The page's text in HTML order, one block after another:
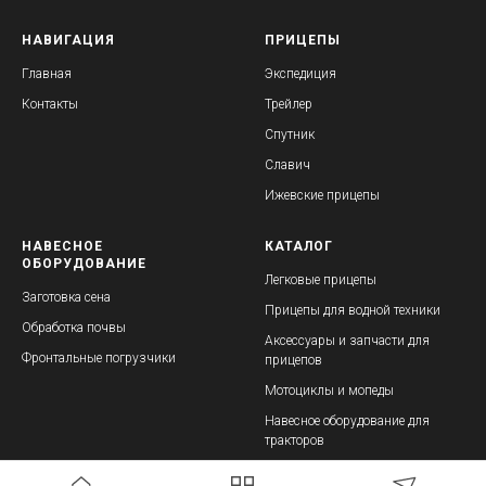
НАВИГАЦИЯ
Главная
Контакты
ПРИЦЕПЫ
Экспедиция
Трейлер
Спутник
Славич
Ижевские прицепы
НАВЕСНОЕ
ОБОРУДОВАНИЕ
Заготовка сена
Обработка почвы
Фронтальные погрузчики
КАТАЛОГ
Легковые прицепы
Прицепы для водной техники
Аксессуары и запчасти для
прицепов
Мотоциклы и мопеды
Навесное оборудование для
тракторов